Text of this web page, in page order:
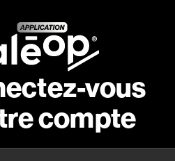
vous
compte